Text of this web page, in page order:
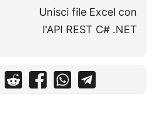
Unisci file Excel con
l'API REST C# .NET